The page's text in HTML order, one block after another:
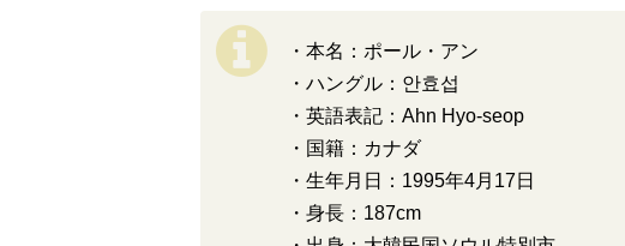
・本名：ポール・アン
・ハングル：안효섭
・英語表記：Ahn Hyo-seop
・国籍：カナダ
・生年月日：1995年4月17日
・身長：187cm